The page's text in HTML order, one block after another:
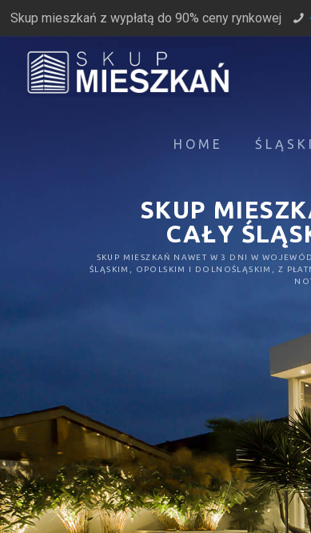
Skup mieszkań z wypłatą do 90% ceny rynkowej
HOME
SKUP
CAŁY
SKUP MIESZKAŃ NAWET W 3 DNI W
ŚLĄSKIM, OPOLSKIM I DOLNOŚLĄSKIM, Z